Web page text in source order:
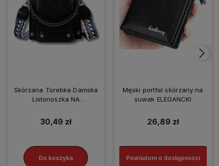
Skórzana Torebka Damska
Listonoszka NA
30,49 zł
Do koszyka
Męski portfel skórzany na
suwak ELEGANCKI
26,89 zł
Powiadom o dostępności